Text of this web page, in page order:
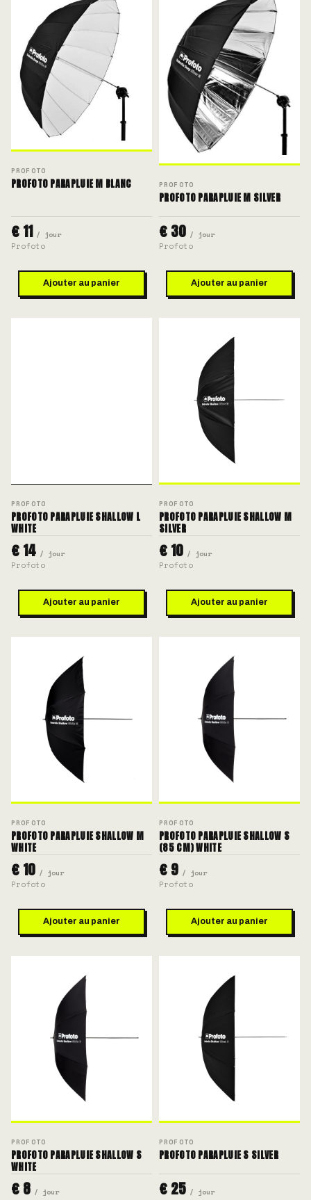
PROFOTO
PROFOTO PARAPLUIE M BLANC
€ 11 / jour
Profoto
Ajouter au panier
PROFOTO
PROFOTO PARAPLUIE M SILVER
€ 30 / jour
Profoto
Ajouter au panier
PROFOTO
PROFOTO PARAPLUIE SHALLOW L
WHITE
€ 14 / jour
Profoto
Ajouter au panier
PROFOTO
PROFOTO PARAPLUIE SHALLOW M
SILVER
€ 10 / jour
Profoto
Ajouter au panier
PROFOTO
PROFOTO PARAPLUIE SHALLOW M
WHITE
€ 10 / jour
Profoto
Ajouter au panier
PROFOTO
PROFOTO PARAPLUIE SHALLOW S
(85 CM) WHITE
€ 9 / jour
Profoto
Ajouter au panier
PROFOTO
PROFOTO PARAPLUIE SHALLOW S
WHITE
€ 8 / jour
PROFOTO
PROFOTO PARAPLUIE S SILVER
€ 25 / jour